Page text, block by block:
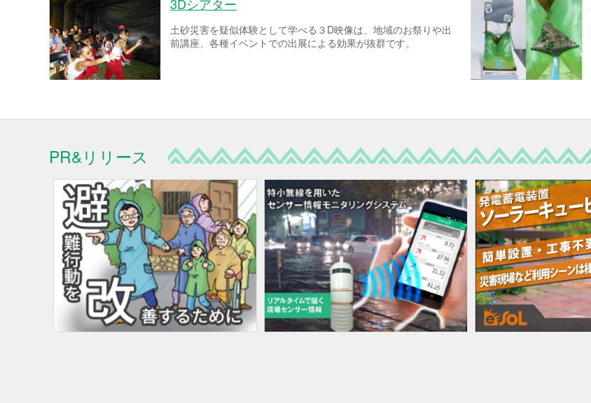
土砂災害を疑似体験として学べる３D映像は、地域のお祭りや出
前講座、各種イベントでの出展による効果が抜群です。
PR&リリース